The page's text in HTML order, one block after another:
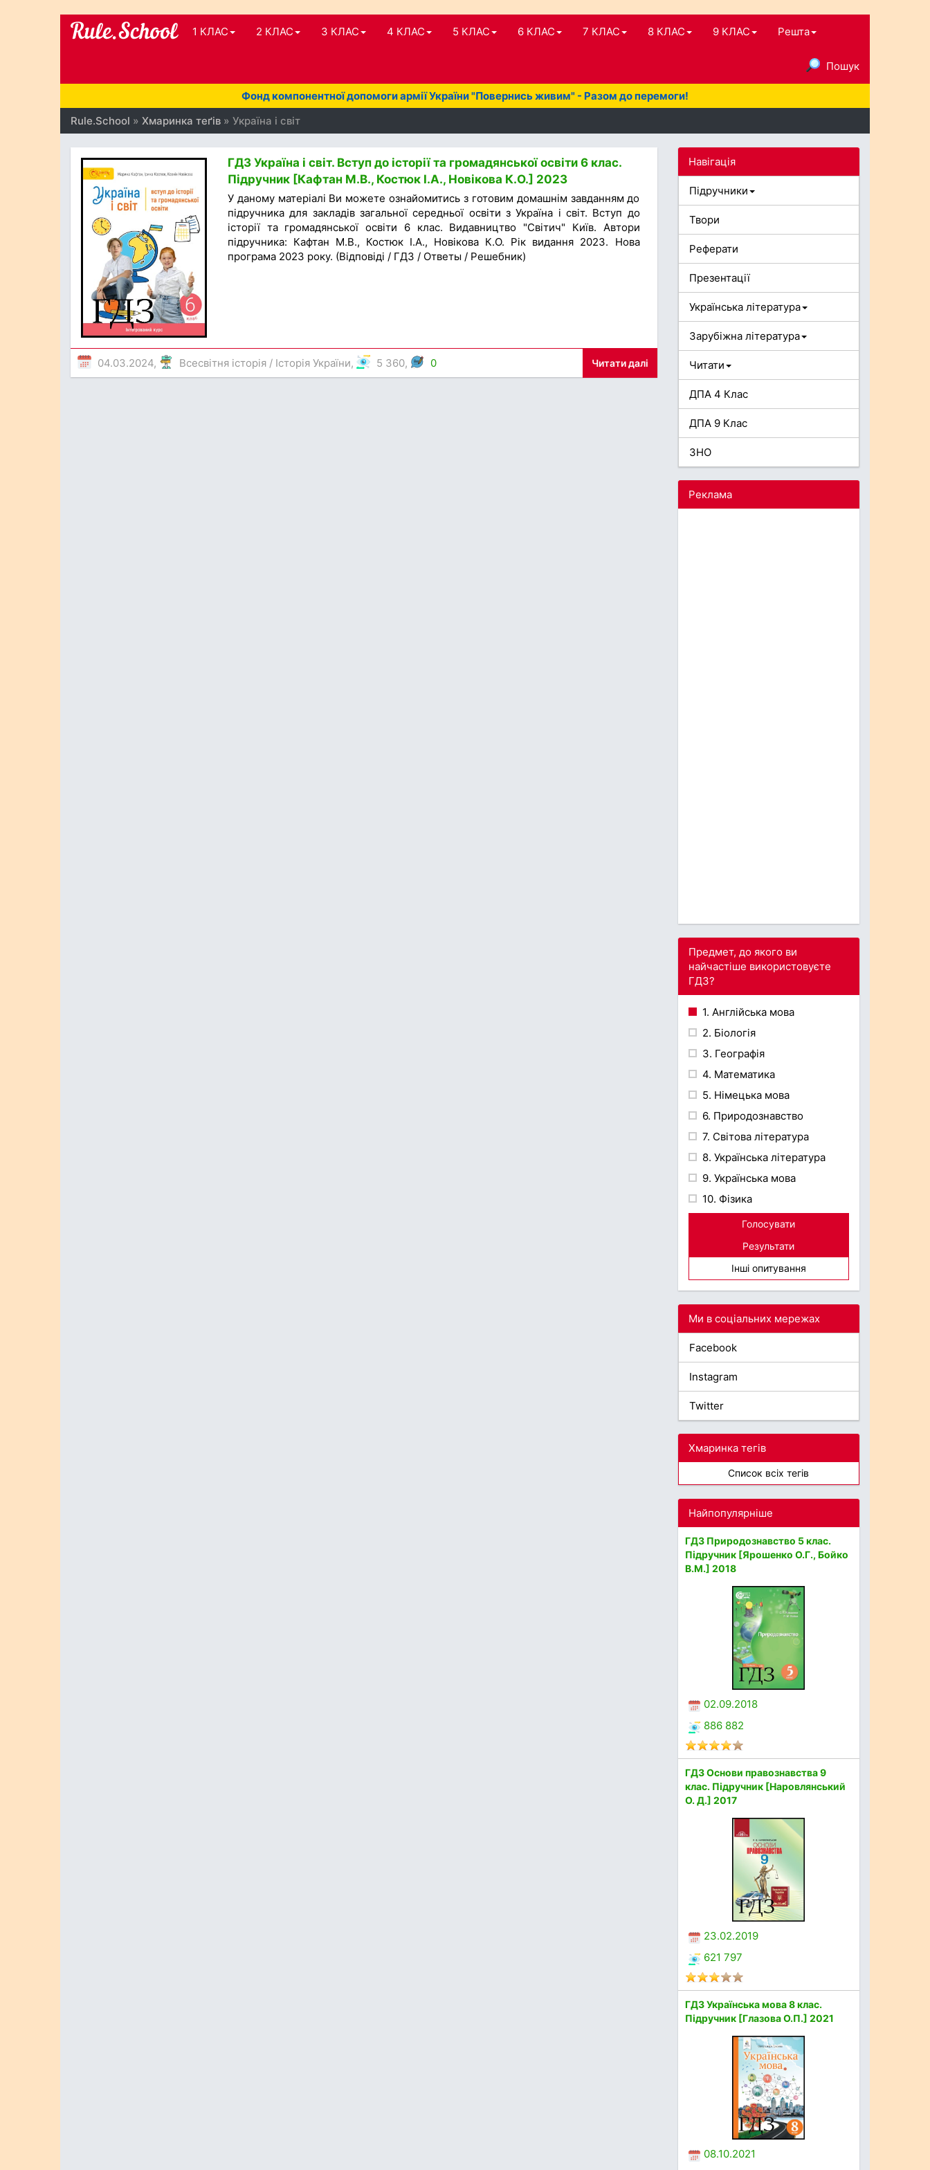
1 КЛАС 2 КЛАС 3 КЛАС 4 КЛАС 5 КЛАС 6 КЛАС 7 КЛАС 8 КЛАС 9 КЛАС Решта
Пошук
Фонд компонентної допомоги армії України "Повернись живим" - Разом до перемоги!
Rule.School » Хмаринка теґів » Україна і світ
ГДЗ Україна і світ. Вступ до історії та громадянської освіти 6 клас.
Підручник [Кафтан М.В., Костюк І.А., Новікова К.О.] 2023
У даному матеріалі Ви можете ознайомитись з готовим домашнім завданням до
підручника для закладів загальної середньої освіти з Україна і світ. Вступ до
історії та громадянської освіти 6 клас. Видавництво "Світич" Київ. Автори
підручника: Кафтан М.В., Костюк І.А., Новікова К.О. Рік видання 2023. Нова
програма 2023 року. (Відповіді / ГДЗ / Ответы / Решебник)
04.03.2024, Всесвітня історія / Історія України, 5 360, 0 Читати далі
Навігація
Підручники
Твори
Реферати
Презентації
Українська література
Зарубіжна література
Читати
ДПА 4 Клас
ДПА 9 Клас
ЗНО
Реклама
Предмет, до якого ви
найчастіше використовуєте
ГДЗ?
1. Англійська мова
2. Біологія
3. Географія
4. Математика
5. Німецька мова
6. Природознавство
7. Світова література
8. Українська література
9. Українська мова
10. Фізика
Голосувати
Результати
Інші опитування
Ми в соціальних мережах
Facebook
Instagram
Twitter
Хмаринка тегів
Список всіх тегів
Найпопулярніше
ГДЗ Природознавство 5 клас.
Підручник [Ярошенко О.Г., Бойко
В.М.] 2018
02.09.2018
886 882
ГДЗ Основи правознавства 9
клас. Підручник [Наровлянський
О. Д.] 2017
23.02.2019
621 797
ГДЗ Українська мова 8 клас.
Підручник [Глазова О.П.] 2021
08.10.2021